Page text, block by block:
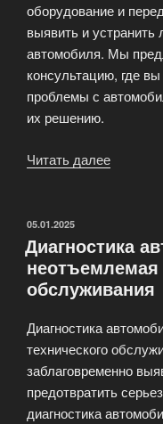
оборудование и
выявить и
автомобиля. Мы
консультацию, где
проблемы с
их решению.
Читать далее
—
партнёр
мире
ОПУБЛИКОВАНО
05.01.2025
Диагностика
неотъемлемая
обслуживания
Диагностика
технического
заблаговременно
предотвратить
диагностика